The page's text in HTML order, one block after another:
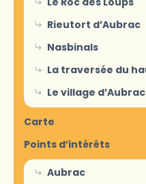
Rieutort d’Aubrac
Nasbinals
La traversée du
Le village d’Aubrac
Carte
Points d’intérêts
Aubrac